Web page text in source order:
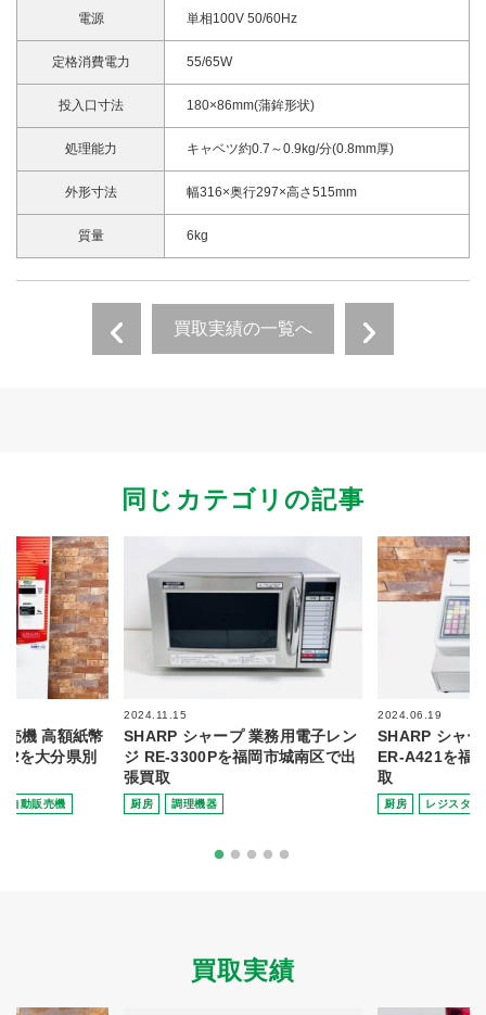
電源 単相100V 50/60Hz
定格消費電力 55/65W
投入口寸法 180×86mm(蒲鉾形状)
処理能力 キャベツ約0.7～0.9kg/分(0.8mm厚)
外形寸法 幅316×奥行297×高さ515mm
質量 6kg
買取実績の一覧へ
同じカテゴリの記事
売機 高額紙幣
を大分県別
自動販売機
2024.11.15
SHARP シャープ 業務用電子レン
ジ RE-3300Pを福岡市城南区で出
張買取
厨房 調理機器
2024.06.19
SHARP シャ
ER-A421を福
取
厨房 レジスタ
買取実績